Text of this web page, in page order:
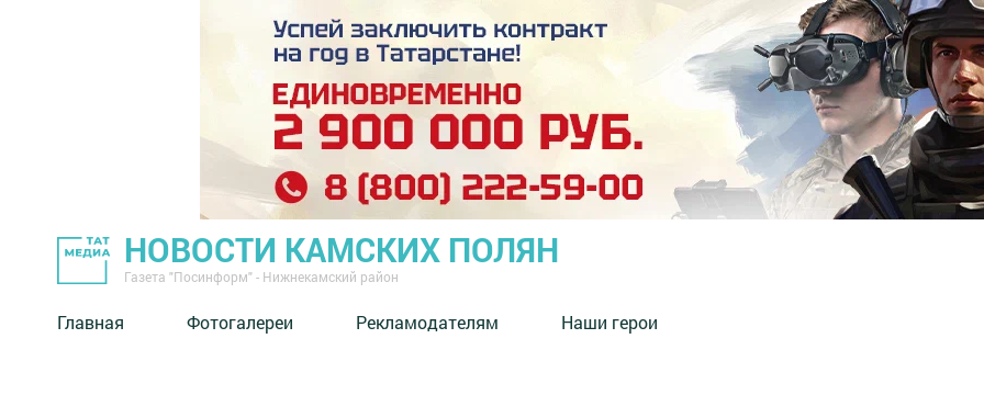
НОВОСТИ КАМСКИХ ПОЛЯН
Газета "Посинформ" - Нижнекамский район
Главная Фотогалереи Рекламодателям Наши герои